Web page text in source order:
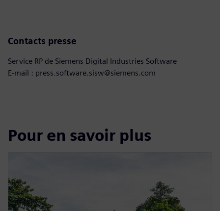
Contacts presse
Service RP de Siemens Digital Industries Software
E-mail : press.software.sisw@siemens.com
Pour en savoir plus